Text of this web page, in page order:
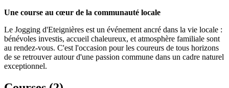
Une course au cœur de la communauté locale
Le Jogging d'Eteignières est un événement ancré dans la vie locale :
bénévoles investis, accueil chaleureux, et atmosphère familiale sont
au rendez-vous. C'est l'occasion pour les coureurs de tous horizons
de se retrouver autour d'une passion commune dans un cadre naturel
exceptionnel.